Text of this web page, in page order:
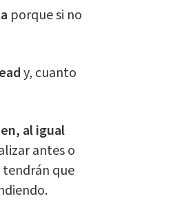
porque si no
y, cuanto
al igual
antes o
tendrán que